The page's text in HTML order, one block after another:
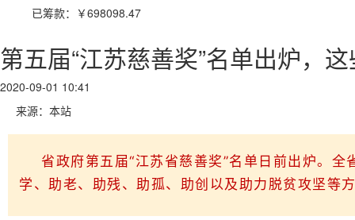
已筹款： ￥698098.47
第五届“江苏慈善奖”名单出炉，
2020-09-01 10:41
来源：本站
省政府第五届“江苏省慈善奖”名单日前出炉。
学、助老、助残、助孤、助创以及助力脱贫攻坚等